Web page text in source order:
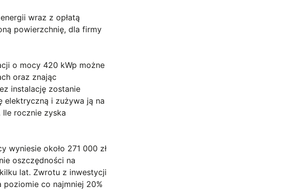
wraz z opłatą
powierzchnię, dla firmy
o mocy 420 kWp możne
oraz znając
instalację zostanie
elektryczną i zużywa ją na
rocznie zyska
wyniesie około 271 000 zł
oszczędności na
lat. Zwrotu z inwestycji
co najmniej 20%